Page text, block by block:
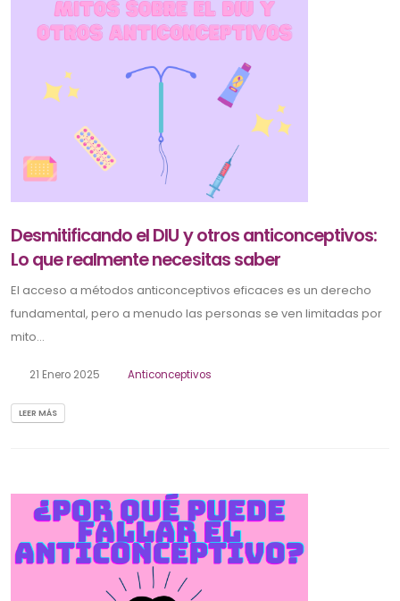
Desmitificando el DIU y otros anticonceptivos:
Lo que realmente necesitas saber
El acceso a métodos anticonceptivos eficaces es un derecho
fundamental, pero a menudo las personas se ven limitadas por
mito...
21 Enero 2025 Anticonceptivos
LEER MÁS